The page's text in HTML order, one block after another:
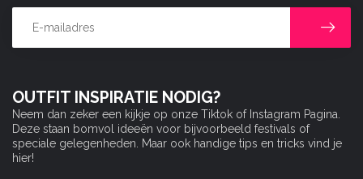
OUTFIT INSPIRATIE NODIG?
Neem dan zeker een kijkje op onze Tiktok of Instagram Pagina.
Deze staan bomvol ideeën voor bijvoorbeeld festivals of
speciale gelegenheden. Maar ook handige tips en tricks vind je
hier!